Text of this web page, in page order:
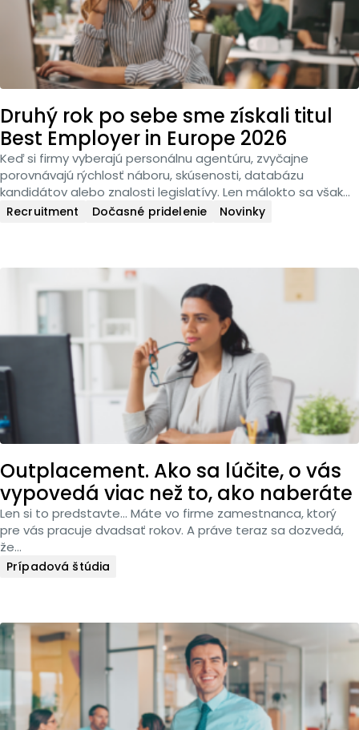
Druhý rok po sebe sme získali titul
Best Employer in Europe 2026
Keď si firmy vyberajú personálnu agentúru, zvyčajne
porovnávajú rýchlosť náboru, skúsenosti, databázu
kandidátov alebo znalosti legislatívy. Len málokto sa však…
Recruitment Dočasné pridelenie Novinky
Outplacement. Ako sa lúčite, o vás
vypovedá viac než to, ako naberáte
Len si to predstavte… Máte vo firme zamestnanca, ktorý
pre vás pracuje dvadsať rokov. A práve teraz sa dozvedá,
že…
Prípadová štúdia